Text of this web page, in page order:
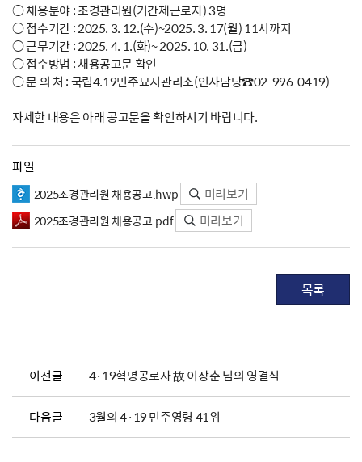
○ 채용분야 : 조경관리원(기간제근로자) 3명
○ 접수기간 : 2025. 3. 12.(수)~2025. 3. 17(월) 11시까지
○ 근무기간 : 2025. 4. 1.(화)~ 2025. 10. 31.(금)
○ 접수방법 : 채용공고문 확인
○ 문 의 처 : 국립4.19민주묘지관리소(인사담당☎02-996-0419)
자세한 내용은 아래 공고문을 확인하시기 바랍니다.
파일
2025조경관리원 채용공고.hwp 미리보기
2025조경관리원 채용공고.pdf 미리보기
목록
이전글 4·19혁명공로자 故 이장춘 님의 영결식
다음글 3월의 4·19 민주영령 41위